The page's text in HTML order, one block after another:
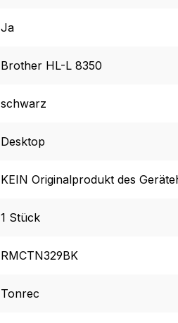
Ja
Brother HL-L 8350
schwarz
Desktop
KEIN Originalprodukt des
1 Stück
RMCTN329BK
Tonrec